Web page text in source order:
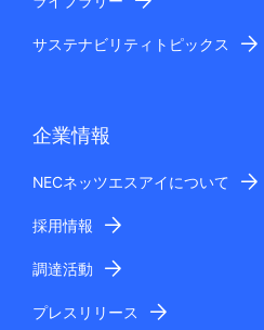
サステナビリティトピックス
企業情報
NECネッツエスアイについて
採用情報
調達活動
プレスリリース